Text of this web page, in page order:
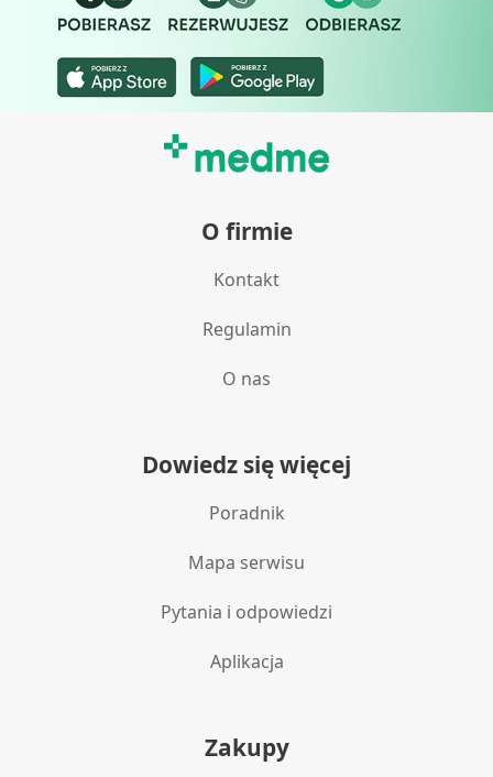
O firmie
Kontakt
Regulamin
O nas
Dowiedz się więcej
Poradnik
Mapa serwisu
Pytania i odpowiedzi
Aplikacja
Zakupy